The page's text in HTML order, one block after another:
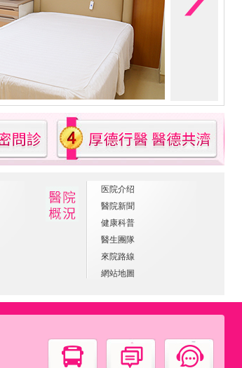
医院介绍
醫院新聞
健康科普
醫生團隊
來院路線
網站地圖